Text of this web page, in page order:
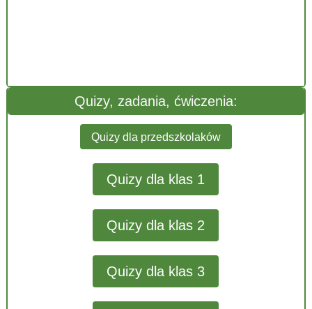
Quizy, zadania, ćwiczenia:
Quizy dla przedszkolaków
Quizy dla klas 1
Quizy dla klas 2
Quizy dla klas 3